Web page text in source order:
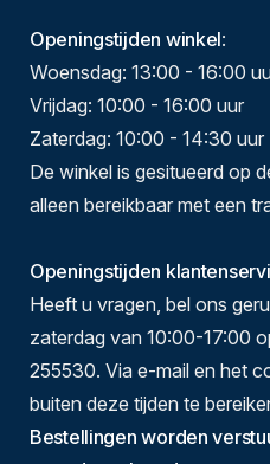
Openingstijden winkel:
Woensdag: 13:00 - 16:00
Vrijdag: 10:00 - 16:00 uur
Zaterdag: 10:00 - 14:30 uur
De winkel is gesitueerd op
alleen bereikbaar met een
Openingstijden
Heeft u vragen, bel ons
zaterdag van 10:00-17:00
255530. Via e-mail en het
buiten deze tijden te
Bestellingen worden